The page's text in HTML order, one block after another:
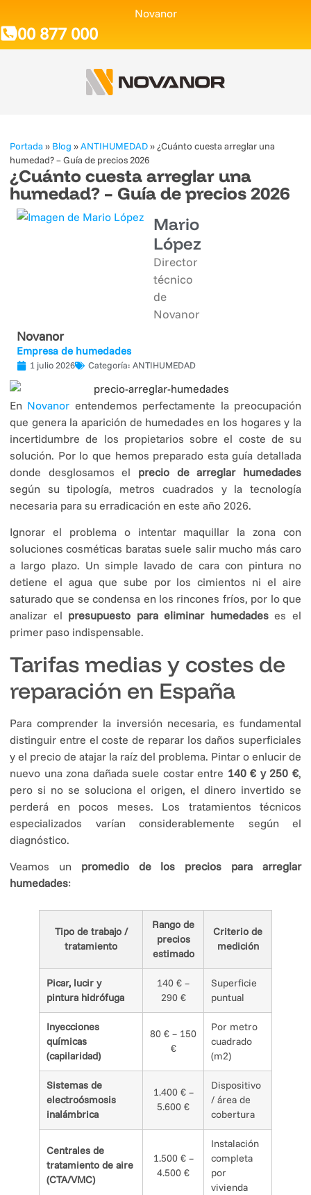
Novanor
900 877 000
Portada » Blog »ANTIHUMEDAD» ¿Cuánto cuesta arreglar una
humedad? – Guía de precios 2026
¿Cuánto cuesta arreglar una
humedad? – Guía de precios 2026
Mario
López
Director
técnico
de
Novanor
Novanor
Empresa de humedades
1 julio 2026 Categoría: ANTIHUMEDAD
En Novanor entendemos perfectamente la preocupación
que genera la aparición de humedades en los hogares y la
incertidumbre de los propietarios sobre el coste de su
solución. Por lo que hemos preparado esta guía detallada
donde desglosamos el precio de arreglar humedades
según su tipología, metros cuadrados y la tecnología
necesaria para su erradicación en este año 2026.
Ignorar el problema o intentar maquillar la zona con
soluciones cosméticas baratas suele salir mucho más caro
a largo plazo. Un simple lavado de cara con pintura no
detiene el agua que sube por los cimientos ni el aire
saturado que se condensa en los rincones fríos, por lo que
analizar el presupuesto para eliminar humedadeses el
primer paso indispensable.
Tarifas medias y costes de
reparación en España
Para comprender la inversión necesaria, es fundamental
distinguir entre el coste de reparar los daños superficiales
y el precio de atajar la raíz del problema. Pintar o enlucir de
nuevo una zona dañada suele costar entre 140 € y 250 €,
pero si no se soluciona el origen, el dinero invertido se
perderá en pocos meses. Los tratamientos técnicos
especializados varían considerablemente según el
diagnóstico.
Veamos un promedio de los
precios para arreglar
humedades:
Tipo de trabajo /
tratamiento
Rango de
precios
estimado
Criterio de
medición
Picar, lucir y
pintura hidrófuga
140 € –
290 €
Superficie
puntual
Inyecciones
químicas
(capilaridad)
80 € – 150
€
Por metro
cuadrado
(m2)
Sistemas de
electroósmosis
inalámbrica
1.400 € –
5.600 €
Dispositivo
/ área de
cobertura
Centrales de
tratamiento de aire
(CTA/VMC)
1.500 € –
4.500 €
Instalación
completa
por
vivienda